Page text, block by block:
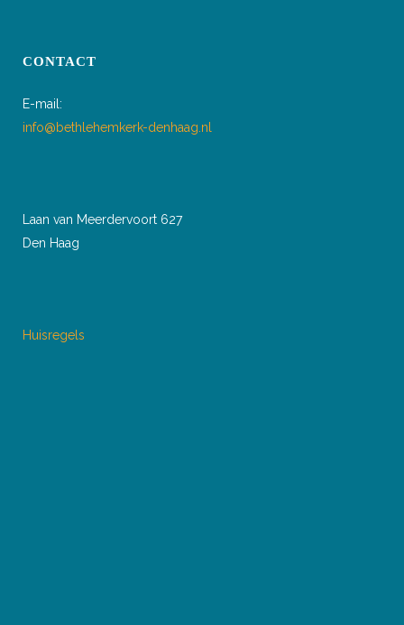
CONTACT
E-mail:
info@bethlehemkerk-denhaag.nl
Laan van Meerdervoort 627
Den Haag
Huisregels